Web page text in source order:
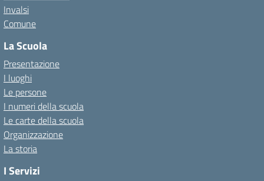
Invalsi
Comune
La Scuola
Presentazione
I luoghi
Le persone
I numeri della scuola
Le carte della scuola
Organizzazione
La storia
I Servizi